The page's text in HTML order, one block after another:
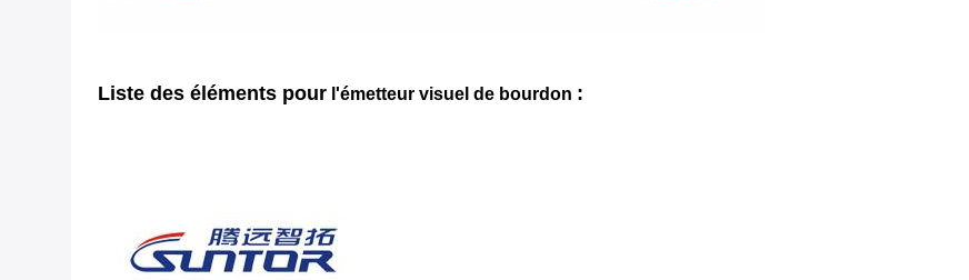
Liste des éléments pour l'émetteur visuel de bourdon :